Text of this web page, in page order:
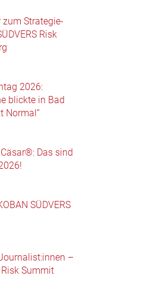
Strategie-
Risk
2026:
blickte in Bad
Normal“
Das sind
SÜDVERS
–
Risk Summit